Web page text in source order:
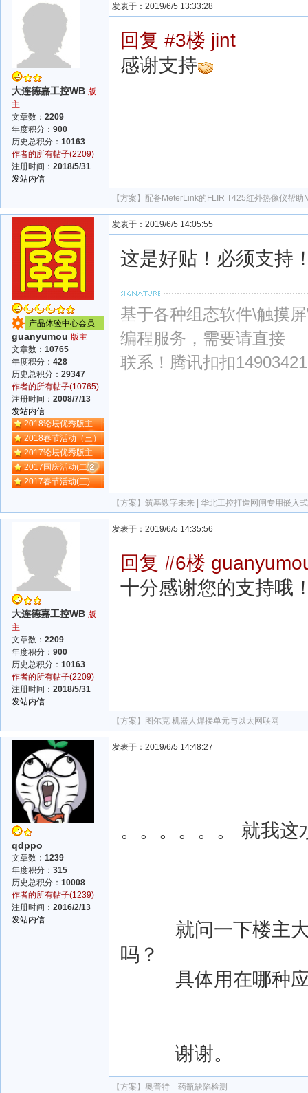
大连德嘉工控WB 版
主
文章数： 2209
年度积分： 900
历史总积分： 10163
作者的所有帖子(2209)
注册时间： 2018/5/31
发站内信
发表于：2019/6/5 13:33:28
回复 #3楼 jint
感谢支持
【方案】 配备MeterLink的FLIR T425红外热像仪帮
产品体验中心会员
guanyumou 版主
文章数： 10765
年度积分： 428
历史总积分： 29347
作者的所有帖子(10765)
注册时间： 2008/7/13
发站内信
2018论坛优秀版主
2018春节活动（三）
2017论坛优秀版主
2017国庆活动(二)
2017春节活动(三)
发表于：2019/6/5 14:05:55
这是好贴！必须支持
基于各种组态软件\触摸
编程服务，需要请直接
联系！腾讯扣扣
【方案】 筑基数字未来 | 华北工控打造网闸专用嵌入
大连德嘉工控WB 版
主
文章数： 2209
年度积分： 900
历史总积分： 10163
作者的所有帖子(2209)
注册时间： 2018/5/31
发站内信
发表于：2019/6/5 14:35:56
回复 #6楼
十分感谢您的支持哦
【方案】 图尔克 机器人焊接单元与以太网联网
qdppo
文章数： 1239
年度积分： 315
历史总积分： 10008
作者的所有帖子(1239)
注册时间： 2016/2/13
发站内信
发表于：2019/6/5 14:48:27
。。。。。。 就我
就问一下楼主大师
吗？
具体用在哪种应
谢谢。
【方案】 奥普特—药瓶缺陷检测